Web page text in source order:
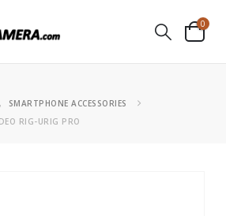
0
,
SMARTPHONE ACCESSORIES
RIG-URIG PRO